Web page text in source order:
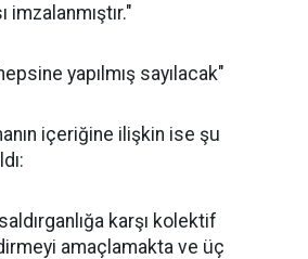
imzalanmıştır."
yapılmış sayılacak"
içeriğine ilişkin ise şu
karşı kolektif
amaçlamakta ve üç